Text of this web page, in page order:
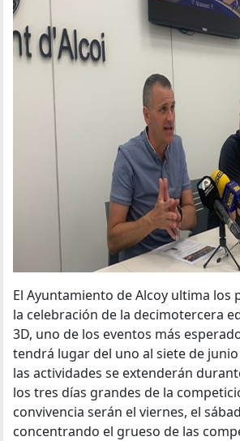
El Ayuntamiento de Alcoy ultima los
la celebración de la decimotercera
3D, uno de los eventos más
tendrá lugar del uno al siete de
las actividades se extenderán
los tres días grandes de la
convivencia serán el viernes, el
concentrando el grueso de las